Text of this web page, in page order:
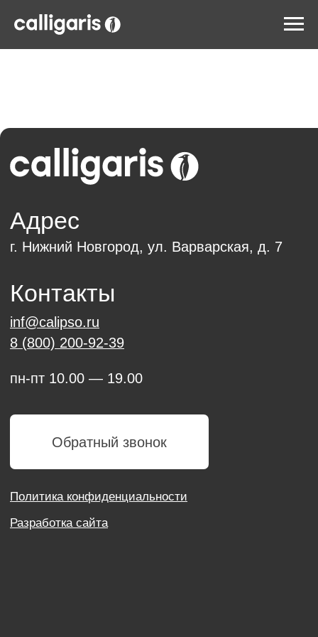
Адрес
г. Нижний Новгород, ул. Варварская, д. 7
Контакты
inf@calipso.ru
8 (800) 200-92-39
Обратный звонок
Разработка сайта